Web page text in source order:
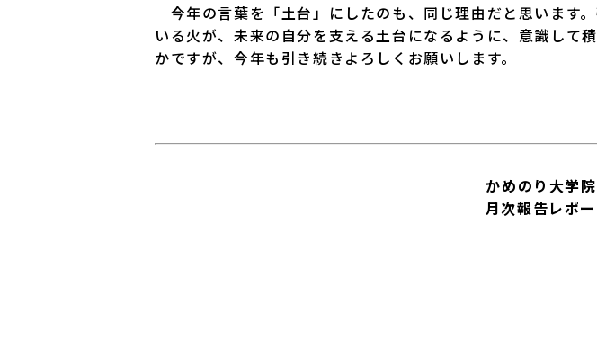
今年の言葉を「土台」にしたのも、同じ理由だと思います
いる火が、未来の自分を支える土台になるように、意識して
かですが、今年も引き続きよろしくお願いします。
かめのり大学
月次報告レポ